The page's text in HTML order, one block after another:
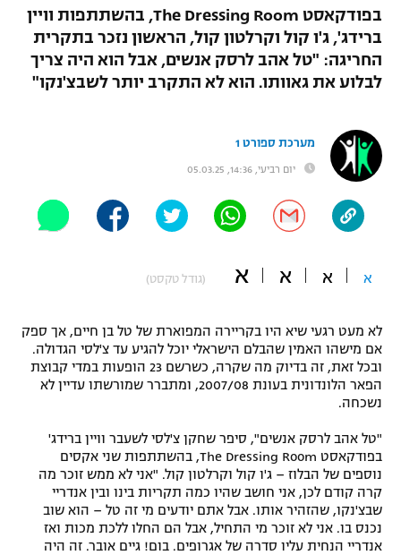
לוח שידורים
"מעל הליגה" – פודקאסט
"מחצית בשכונה" – פודקאסט
משתתפים וזוכים בפרסים
תקנון משתתפים וזוכים בפרסים
תקנון עבור פעילות אלקטרה
טניס
גיימינג E-Sports
תנאי שימוש
מדיניות פרטיות
הפועל חיפה
הפועל באר שבע
בני יהודה
ליגה טורקית
ליגה סינית
ליגות נוספות
ג'ודו
אגרוף
UFC
אופניים
ספורט מוטורי
פוטבול אמריקאי NFL
בייסבול MLB
ספורט אתגרי ואקסטרים
אומנויות לחימה
גיימינג E-Sports
בפודקאסט The Dressing Room, בהשתתפות וויין
ברידג', ג'ו קול וקרלטון קול, הראשון נזכר בתקרית
החריגה: "טל אהב לרסק אנשים, אבל הוא היה צריך
לבלוע את גאוותו. הוא לא התקרב יותר לשבצ'נקו"
מערכת ספורט 1
יום רביעי, 14:36, 05.03.25
א א א א (גודל טקסט)
לא מעט רגעי שיא היו בקריירה המפוארת של טל בן חיים, אך ספק
אם מישהו האמין שהבלם הישראלי יוכל להגיע עד צ'לסי הגדולה.
ובכל זאת, זה בדיוק מה שקרה, כשרשם 23 הופעות במדי קבוצת
הפאר הלונדונית בעונת 2007/08, ומתברר שמורשתו עדיין לא
נשכחה.
"טל אהב לרסק אנשים", סיפר שחקן צ'לסי לשעבר וויין ברידג'
בפודקאסט The Dressing Room, בהשתתפות שני אקסים
נוספים של הבלוז – ג'ו קול וקרלטון קול. "אני לא ממש זוכר מה
קרה קודם לכן, אני חושב שהיו כמה תקריות בינו ובין אנדריי
שבצ'נקו, שהזהיר אותו. אבל אתם יודעים מי זה טל – הוא שוב
נכנס בו. אני לא זוכר מי התחיל, אבל הם החלו ללכת מכות ואז
אנדריי הנחית עליו סדרה של אגרופים. בום! גיים אובר. זה היה